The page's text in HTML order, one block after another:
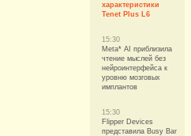
характеристики
Tenet Plus L6
15:30
Meta* AI приблизила
чтение мыслей без
нейроинтерфейса к
уровню мозговых
имплантов
15:30
Flipper Devices
представила Busy Bar